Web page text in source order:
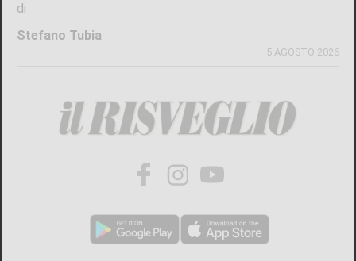
di
Stefano Tubia
5 AGOSTO 2026